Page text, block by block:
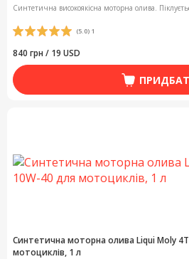
Синтетична високоякісна моторна олива.
(5.0) 1
840 грн / 19 USD
Синтетична моторна олива Liqui Moly
мотоциклів, 1 л